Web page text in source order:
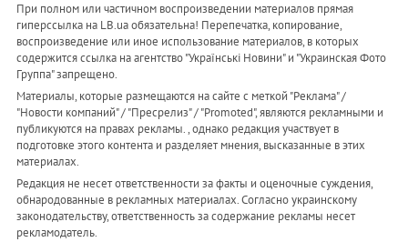
При полном или частичном воспроизведении материалов прямая
гиперссылка на LB.ua обязательна! Перепечатка, копирование,
воспроизведение или иное использование материалов, в которых
содержится ссылка на агентство "Українськi Новини" и "Украинская Фото
Группа" запрещено.
Материалы, которые размещаются на сайте с меткой "Реклама" /
"Новости компаний" / "Пресрелиз" / "Promoted", являются рекламными и
публикуются на правах рекламы. , однако редакция участвует в
подготовке этого контента и разделяет мнения, высказанные в этих
материалах.
Редакция не несет ответственности за факты и оценочные суждения,
обнародованные в рекламных материалах. Согласно украинскому
законодательству, ответственность за содержание рекламы несет
рекламодатель.